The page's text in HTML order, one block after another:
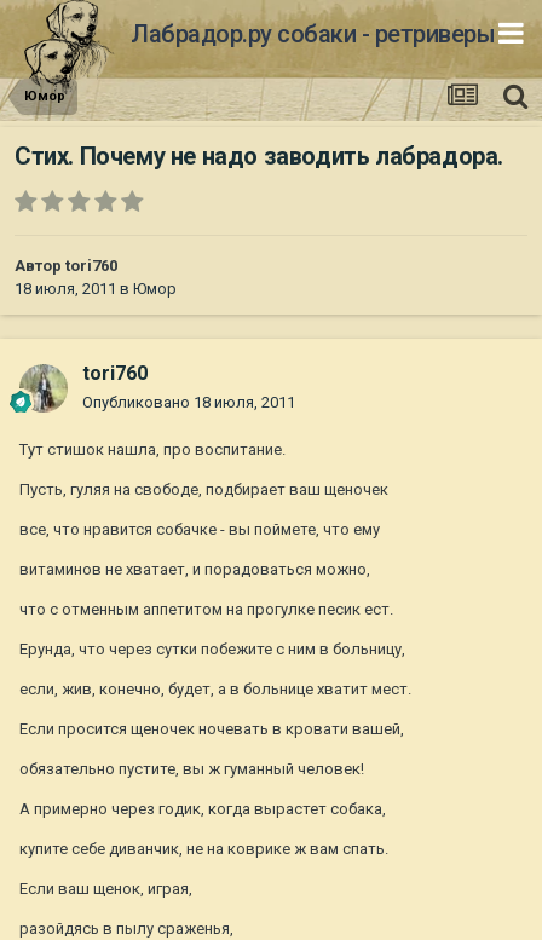
Лабрадор.ру собаки - ретриверы
Юмор
Стих. Почему не надо заводить лабрадора.
Автор tori760
18 июля, 2011 в Юмор
tori760
Опубликовано 18 июля, 2011
Тут стишок нашла, про воспитание.
Пусть, гуляя на свободе, подбирает ваш щеночек
все, что нравится собачке - вы поймете, что ему
витаминов не хватает, и порадоваться можно,
что с отменным аппетитом на прогулке песик ест.
Ерунда, что через сутки побежите с ним в больницу,
если, жив, конечно, будет, а в больнице хватит мест.
Если просится щеночек ночевать в кровати вашей,
обязательно пустите, вы ж гуманный человек!
А примерно через годик, когда вырастет собака,
купите себе диванчик, не на коврике ж вам спать.
Если ваш щенок, играя,
разойдясь в пылу сраженья,